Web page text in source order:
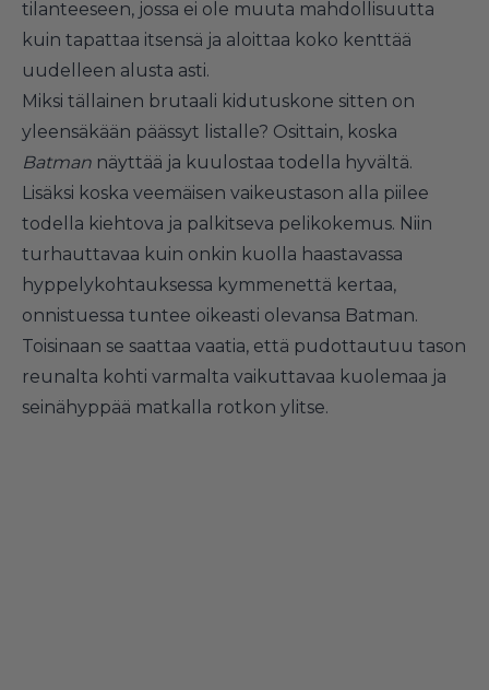
tilanteeseen, jossa ei ole muuta mahdollisuutta
kuin tapattaa itsensä ja aloittaa koko kenttää
uudelleen alusta asti.
Miksi tällainen brutaali kidutuskone sitten on
yleensäkään päässyt listalle? Osittain, koska
Batman näyttää ja kuulostaa todella hyvältä.
Lisäksi koska veemäisen vaikeustason alla piilee
todella kiehtova ja palkitseva pelikokemus. Niin
turhauttavaa kuin onkin kuolla haastavassa
hyppelykohtauksessa kymmenettä kertaa,
onnistuessa tuntee oikeasti olevansa Batman.
Toisinaan se saattaa vaatia, että pudottautuu tason
reunalta kohti varmalta vaikuttavaa kuolemaa ja
seinähyppää matkalla rotkon ylitse.